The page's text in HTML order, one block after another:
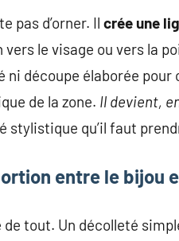
pas d’orner. Il crée une
le visage ou vers la
découpe élaborée pour
de la zone. Il devient,
stylistique qu’il faut
entre le bijou
tout. Un décolleté